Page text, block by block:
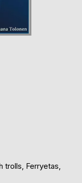
trolls, Ferryetas,